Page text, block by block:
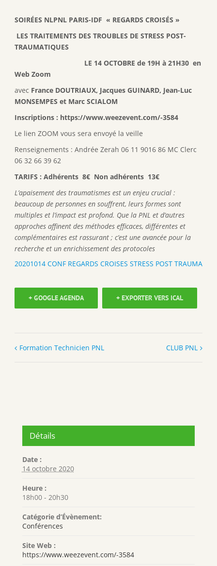
SOIRÉES NLPNL PARIS-IDF « REGARDS CROISÉS »
LES TRAITEMENTS DES TROUBLES DE STRESS POST-
TRAUMATIQUES
LE 14 OCTOBRE de 19H à 21H30 en
Web Zoom
avec France DOUTRIAUX, Jacques GUINARD, Jean-Luc
MONSEMPES et Marc SCIALOM
Inscriptions : https://www.weezevent.com/-3584
Le lien ZOOM vous sera envoyé la veille
Renseignements : Andrée Zerah 06 11 9016 86 MC Clerc
06 32 66 39 62
TARIFS : Adhérents 8€ Non adhérents 13€
L’apaisement des traumatismes est un enjeu crucial :
beaucoup de personnes en souffrent, leurs formes sont
multiples et l’impact est profond. Que la PNL et d’autres
approches affinent des méthodes efficaces, différentes et
complémentaires est rassurant ; c’est une avancée pour la
recherche et un enrichissement des protocoles
20201014 CONF REGARDS CROISES STRESS POST TRAUMA
+ GOOGLE AGENDA + EXPORTER VERS ICAL
Formation Technicien PNL CLUB PNL
Détails
Date :
14 octobre 2020
Heure :
18h00 - 20h30
Catégorie d’Évènement:
Conférences
Site Web :
https://www.weezevent.com/-3584